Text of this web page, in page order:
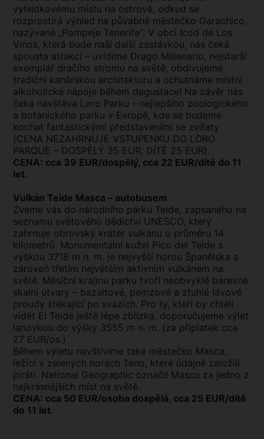
vyhlídkovému místu na ostrově, odkud se
rozprostírá výhled na půvabné městečko Garachico,
nazývané „Pompeje Tenerife“. V obci Icod de Los
Vinos, která bude naší další zastávkou, nás čeká
spousta atrakcí – uvidíme Drago Millenario, nejstarší
exemplář dračího stromu na světě, obdivujeme
tradiční kanárskou architekturu a ochutnáme místní
alkoholické nápoje během degustace! Na závěr nás
čeká návštěva Loro Parku – nejlepšího zoologického
a botanického parku v Evropě, kde se budeme
kochat fantastickými představeními se zvířaty
(CENA NEZAHRNUJE VSTUPENKU DO LORO
PARQUE – DOSPĚLÝ 35 EUR, DÍTĚ 25 EUR).
CENA: cca 39 EUR/dospělý, cca 22 EUR/dítě do 11
let.
Vulkán Teide Masca – autobusem
Zveme vás do národního parku Teide, zapsaného na
seznamu světového dědictví UNESCO, který
zahrnuje obrovský kráter vulkánu o průměru 14
kilometrů. Monumentální kužel Pico del Teide s
výškou 3718 m n. m. je nejvyšší horou Španělska a
zároveň třetím největším aktivním vulkánem na
světě. Měsíční krajinu parku tvoří neobvyklé barevné
skalní útvary – bazaltové, pemzové a ztuhlé lávové
proudy stékající po svazích. Pro ty, kteří by chtěli
vidět El Teide ještě lépe zblízka, doporučujeme výlet
lanovkou do výšky 3555 m n. m. (za příplatek cca
27 EUR/os.).
Během výletu navštívíme také městečko Masca,
ležící v zelených horách Teno, které údajně založili
piráti. National Geographic označil Mascu za jedno z
nejkrásnějších míst na světě.
CENA: cca 50 EUR/osoba dospělá, cca 25 EUR/dítě
do 11 let.